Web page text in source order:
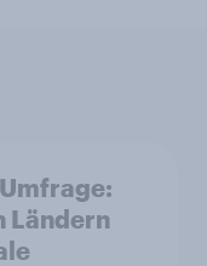
Ländern